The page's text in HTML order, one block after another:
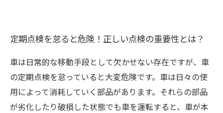
定期点検を怠ると危険！正しい点検の重要性とは？
車は日常的な移動手段として欠かせない存在ですが、車
の定期点検を怠っていると大変危険です。車は日々の使
用によって消耗していく部品があります。それらの部品
が劣化したり破損した状態でも車を運転すると、車が本